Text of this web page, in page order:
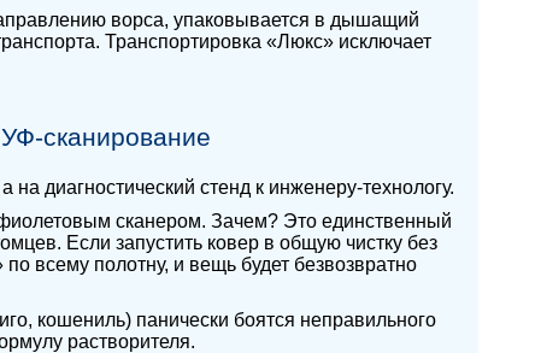
ворса, упаковывается в дышащий
Транспортировка «Люкс» исключает
сканирование
диагностический стенд к инженеру-технологу.
сканером. Зачем? Это единственный
Если запустить ковер в общую чистку без
всему полотну, и вещь будет безвозвратно
кошениль) панически боятся неправильного
растворителя.